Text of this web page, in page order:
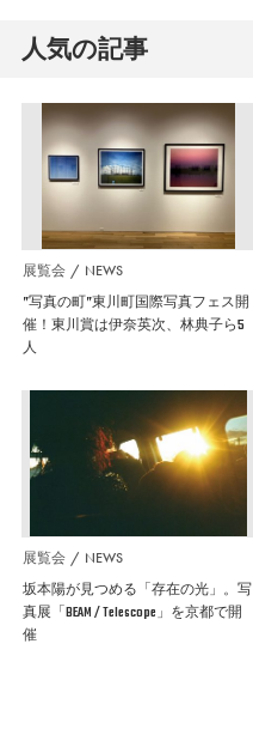
人気の記事
展覧会 NEWS
”写真の町”東川町国際写真フェス開
催！東川賞は伊奈英次、林典子ら5
人
展覧会 NEWS
坂本陽が見つめる「存在の光」。写
真展「BEAM / Telescope」を京都で開
催